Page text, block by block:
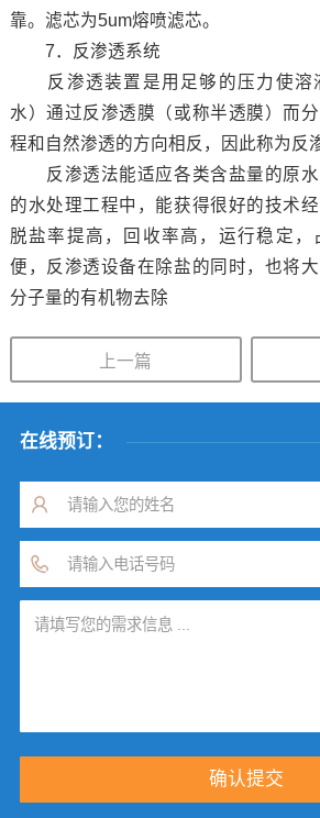
靠。滤芯为5um熔喷滤芯。
7．反渗透系统
反渗透装置是用足够的压力使溶
水）通过反渗透膜（或称半透膜）而
程和自然渗透的方向相反，因此称为反
反渗透法能适应各类含盐量的原水
的水处理工程中，能获得很好的技术
脱盐率提高，回收率高，运行稳定，
便，反渗透设备在除盐的同时，也将
分子量的有机物去除
上一篇
在线预订：